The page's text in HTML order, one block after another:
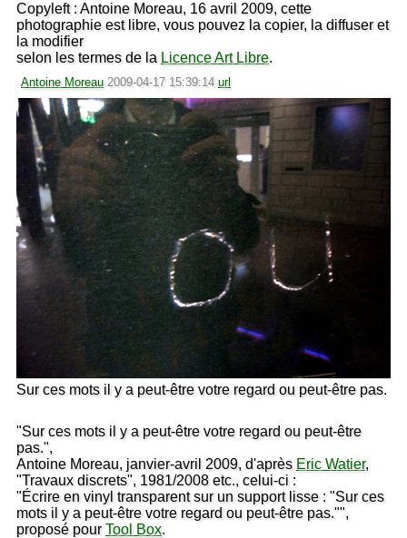
Copyleft : Antoine Moreau, 16 avril 2009, cette
photographie est libre, vous pouvez la copier, la diffuser et
la modifier
selon les termes de la Licence Art Libre.
Antoine Moreau 2009-04-17 15:39:14 url
Sur ces mots il y a peut-être votre regard ou peut-être pas.
"Sur ces mots il y a peut-être votre regard ou peut-être
pas.",
Antoine Moreau, janvier-avril 2009, d'après Eric Watier,
"Travaux discrets", 1981/2008 etc., celui-ci :
"Écrire en vinyl transparent sur un support lisse : "Sur ces
mots il y a peut-être votre regard ou peut-être pas."",
proposé pour Tool Box.